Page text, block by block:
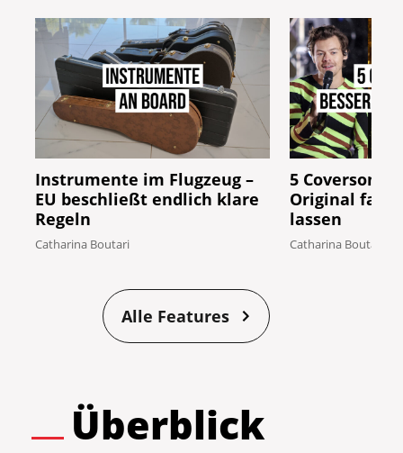
Instrumente im Flugzeug –
EU beschließt endlich klare
Regeln
Catharina Boutari
5
Original fast
lassen
Catharina Boutari
Alle Features
Überblick